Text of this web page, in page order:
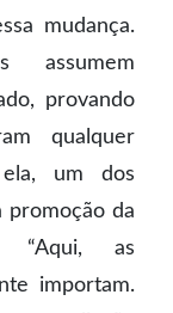
mudança.
assumem
provando
qualquer
ela, um dos
promoção da
“Aqui, as
importam.